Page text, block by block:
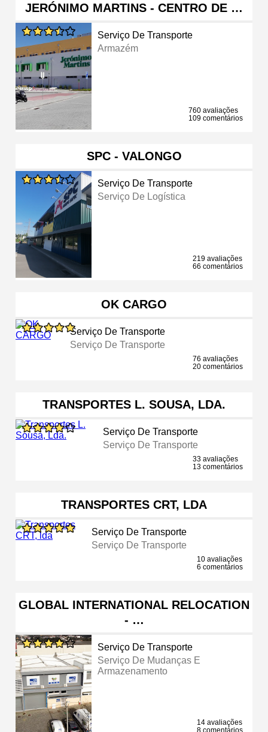
JERÓNIMO MARTINS - CENTRO DE …
Serviço De Transporte
Armazém
760 avaliações
109 comentários
SPC - VALONGO
Serviço De Transporte
Serviço De Logística
219 avaliações
66 comentários
OK CARGO
Serviço De Transporte
Serviço De Transporte
76 avaliações
20 comentários
TRANSPORTES L. SOUSA, LDA.
Serviço De Transporte
Serviço De Transporte
33 avaliações
13 comentários
TRANSPORTES CRT, LDA
Serviço De Transporte
Serviço De Transporte
10 avaliações
6 comentários
GLOBAL INTERNATIONAL RELOCATION
- …
Serviço De Transporte
Serviço De Mudanças E
Armazenamento
14 avaliações
8 comentários